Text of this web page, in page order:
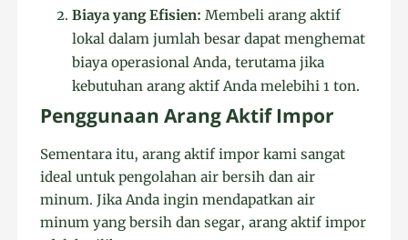
Biaya yang Efisien: Membeli arang aktif
lokal dalam jumlah besar dapat menghemat
biaya operasional Anda, terutama jika
kebutuhan arang aktif Anda melebihi 1 ton.
Penggunaan Arang Aktif Impor
Sementara itu, arang aktif impor kami sangat
ideal untuk pengolahan air bersih dan air
minum. Jika Anda ingin mendapatkan air
minum yang bersih dan segar, arang aktif impor